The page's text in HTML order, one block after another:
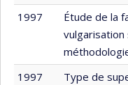
1997
Étude de la
vulgarisation
1997
Type de